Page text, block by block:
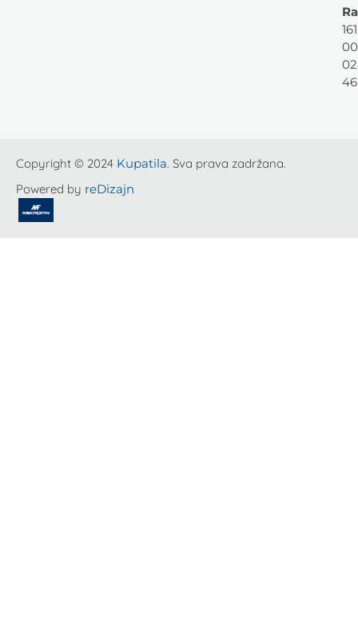
46
Copyright © 2024 Kupatila. Sva prava zadržana.
Powered by reDizajn